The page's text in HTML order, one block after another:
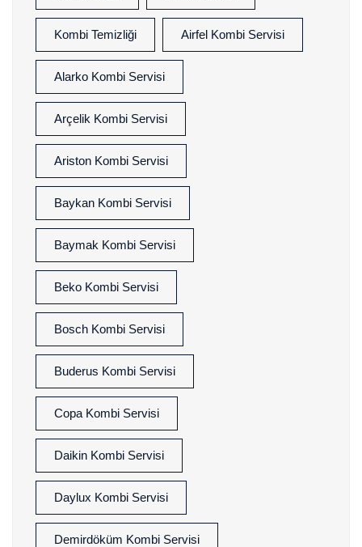
Kombi Temizliği Airfel Kombi Servisi
Alarko Kombi Servisi
Arçelik Kombi Servisi
Ariston Kombi Servisi
Baykan Kombi Servisi
Baymak Kombi Servisi
Beko Kombi Servisi
Bosch Kombi Servisi
Buderus Kombi Servisi
Copa Kombi Servisi
Daikin Kombi Servisi
Daylux Kombi Servisi
Demirdöküm Kombi Servisi